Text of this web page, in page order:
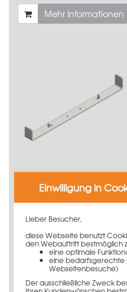
Mehr Informationen
LOGO Fundamentspanner
160,00 € 25 Stück | 6,40 €/
Mehr Informationen
Einwilligung in
Lieber Besucher,
diese Webseite benutzt
den Webauftritt bestmöglich
eine optimale
eine bedarfsgerechte
Webseitenbesuche)
Der ausschließliche Zweck